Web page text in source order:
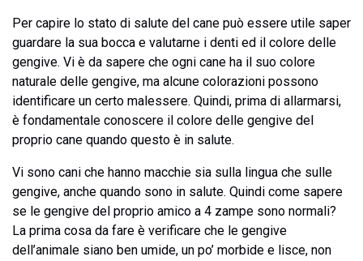
Per capire lo stato di salute del cane può essere utile saper
guardare la sua bocca e valutarne i denti ed il colore delle
gengive. Vi è da sapere che ogni cane ha il suo colore
naturale delle gengive, ma alcune colorazioni possono
identificare un certo malessere. Quindi, prima di allarmarsi,
è fondamentale conoscere il colore delle gengive del
proprio cane quando questo è in salute.
Vi sono cani che hanno macchie sia sulla lingua che sulle
gengive, anche quando sono in salute. Quindi come sapere
se le gengive del proprio amico a 4 zampe sono normali?
La prima cosa da fare è verificare che le gengive
dell’animale siano ben umide, un po’ morbide e lisce, non